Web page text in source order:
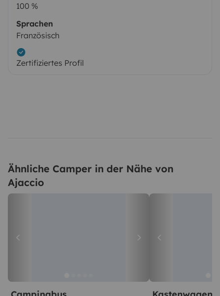
100 %
Sprachen
Französisch
Zertifiziertes Profil
Ähnliche Camper in der Nähe von
Ajaccio